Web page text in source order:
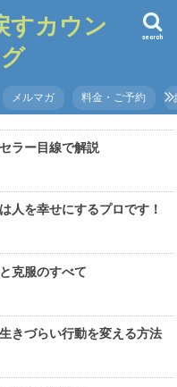
すカウン
search
メルマガ 料金・ご予約
ラー目線で解説
人を幸せにするプロです！
克服のすべて
きづらい行動を変える方法